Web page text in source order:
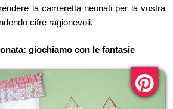
la cameretta neonati per la vostra
cifre ragionevoli.
giochiamo con le fantasie